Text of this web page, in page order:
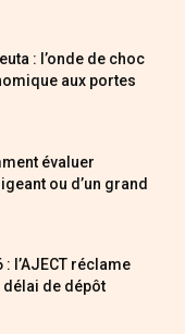
: l’onde de choc
aux portes
évaluer
ou d’un grand
l’AJECT réclame
de dépôt